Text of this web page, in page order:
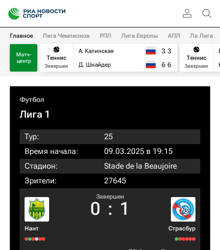
Главное Лига Чемпионов РПЛ Лига Европы АПЛ Ла Лига
Матч-
центр
Теннис
Завершен
А. Калинская
Д. Шнайдер
3 3
6 6
Теннис
Завершен
Футбол
Лига 1
Тур:
25
Время начала:
09.03.2025 в 19:15
Стадион:
Stade de la Beaujoire
Зрители:
27645
Нант
Завершен
0 : 1
Страсбур